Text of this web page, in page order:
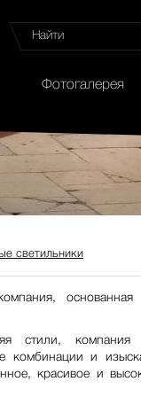
Фотогалерея
светильники
стили, компания
комбинации и
красивое и